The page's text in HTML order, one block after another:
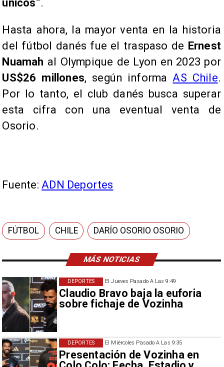
MÁS NOTICIAS
El Jueves Pasado A Las 9:49
Claudio Bravo baja la euforia
sobre fichaje de Vozinha
DEPORTES
El Miércoles Pasado A Las 9:35
Presentación de Vozinha en
DEPORTES
únicos”.
Hasta ahora, la mayor venta en la historia
del fútbol danés fue el traspaso de Ernest
Nuamah al Olympique de Lyon en 2023 por
US$26 millones, según informaAS Chile.
Por lo tanto, el club danés busca superar
esta cifra con una eventual venta de
Osorio.
Fuente:ADN Deportes
FÚTBOL CHILE DARÍO OSORIO OSORIO